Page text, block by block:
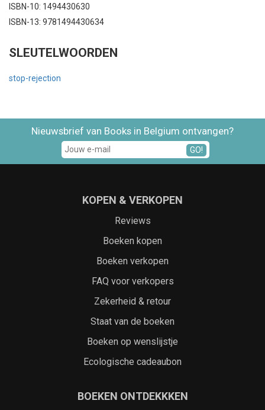
ISBN-10: 1494430630
ISBN-13: 9781494430634
SLEUTELWOORDEN
stop-rejection
Nieuwsbrief van Books in Belgium ontvangen?
GO!
KOPEN & VERKOPEN
Reviews
Boeken kopen
Boeken verkopen
FAQ voor verkopers
Zekerheid & retour
Staat van de boeken
Boeken op wenslijstje
Ecologische cadeaubon
BOEKEN ONTDEKKKEN